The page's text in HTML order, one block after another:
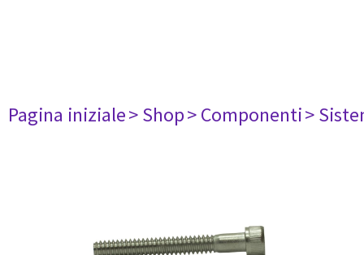
Pagina iniziale> Shop> Componenti>